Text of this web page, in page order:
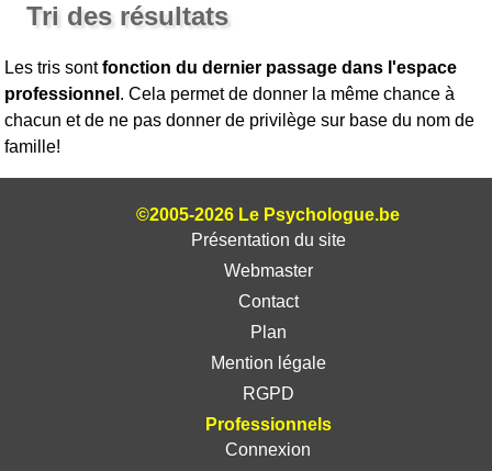
Tri des résultats
Les tris sontfonction du dernier passage dans l'espace
professionnel . Cela permet de donner la même chance à
chacun et de ne pas donner de privilège sur base du nom de
famille!
©2005-2026 Le Psychologue.be
Présentation du site
Webmaster
Contact
Plan
Mention légale
RGPD
Professionnels
Connexion